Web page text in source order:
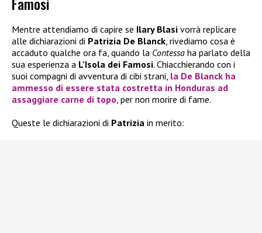
Mentre attendiamo di capire se Ilary Blasi vorrà replicare
alle dichiarazioni di Patrizia De Blanck, rivediamo cosa è
accaduto qualche ora fa, quando la Contessa ha parlato della
sua esperienza a L’Isola dei Famosi. Chiacchierando con i
suoi compagni di avventura di cibi strani, la De Blanck ha
ammesso di essere stata costretta in Honduras ad
assaggiare carne di topo, per non morire di fame.
Queste le dichiarazioni di Patrizia in merito: